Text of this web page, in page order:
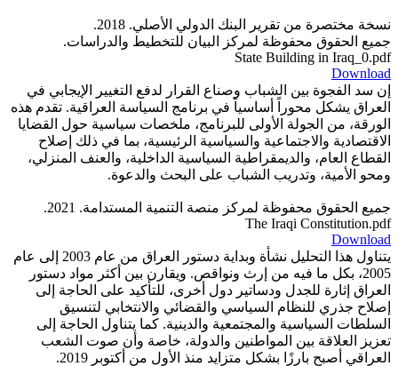
نسخة مختصرة من تقرير البنك الدولي الأصلي. 2018.
جميع الحقوق محفوظة لمركز البيان للتخطيط والدراسات.
State Building in Iraq_0.pdf
Download
إن سد الفجوة بين الشباب وصناع القرار لدفع التغيير الإيجابي في
العراق يشكل محوراً أساسياً في برنامج السياسة العراقية. تقدم هذه
الورقة، من الجولة الأولى للبرنامج، ملخصات سياسية حول القضايا
الاقتصادية والاجتماعية والسياسية الرئيسية، بما في ذلك إصلاح
القطاع العام، والديمقراطية السياسية الداخلية، والعنف المنزلي،
ومحو الأمية، وتدريب الشباب على البحث والدعوة.
جميع الحقوق محفوظة لمركز منصة التنمية المستدامة. 2021.
The Iraqi Constitution.pdf
Download
يتناول هذا التحليل نشأة وبداية دستور العراق من عام 2003 إلى عام
2005، بكل ما فيه من إرث ونواقص. ويقارن بين أكثر مواد دستور
العراق إثارة للجدل ودساتير دول أخرى، للتأكيد على الحاجة إلى
إصلاح جذري للنظام السياسي والقضائي والانتخابي لتنسيق
السلطات السياسية والمجتمعية والدينية. كما يتناول الحاجة إلى
تعزيز العلاقة بين المواطنين والدولة، خاصة وأن صوت الشعب
العراقي أصبح بارزًا بشكل متزايد منذ الأول من أكتوبر 2019.